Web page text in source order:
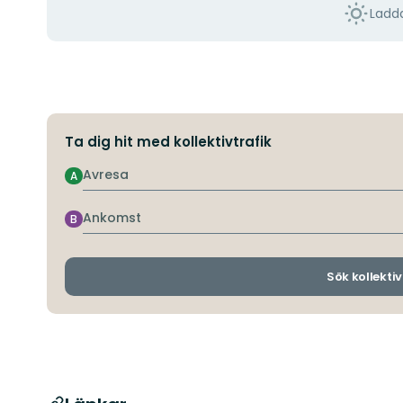
Ta dig hit med kollektivtrafik
Avresa
A
Ankomst
B
Sök